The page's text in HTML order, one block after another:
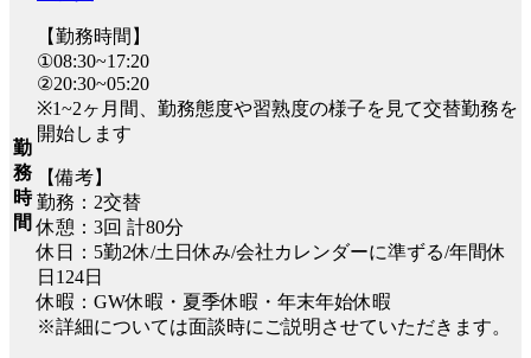
勤
務
時
間
【勤務時間】
①08:30~17:20
②20:30~05:20
※1~2ヶ月間、勤務態度や習熟度の様子を見て交替勤務を
開始します
【備考】
勤務：2交替
休憩：3回 計80分
休日：5勤2休/土日休み/会社カレンダーに準ずる/年間休
日124日
休暇：GW休暇・夏季休暇・年末年始休暇
※詳細については面談時にご説明させていただきます。